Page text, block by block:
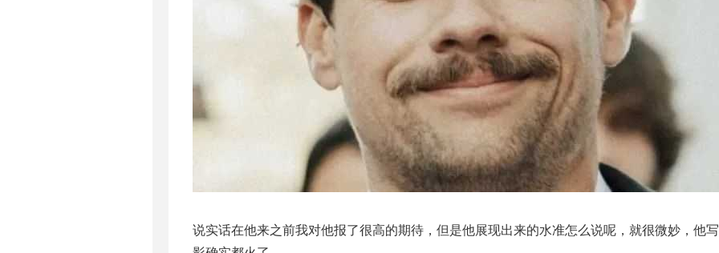
说实话在他来之前我对他报了很高的期待，但是他展现出来的水准怎么说呢，就很微妙，他